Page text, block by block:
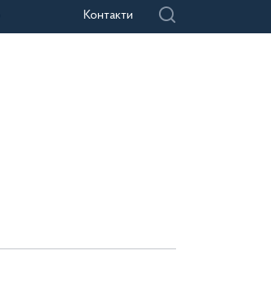
Контакти